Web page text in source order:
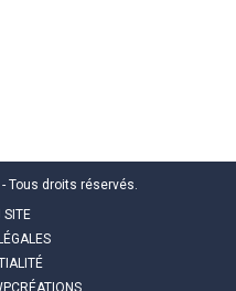
Tous droits réservés.
SITE